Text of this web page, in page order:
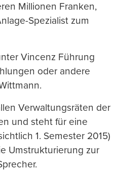
Millionen Franken,
Spezialist zum
Vincenz Führung
oder andere
Verwaltungsräten der
und steht für eine
1. Semester 2015)
Umstrukturierung zur